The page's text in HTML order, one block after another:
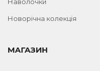
Новорічна колекція
МАГАЗИН